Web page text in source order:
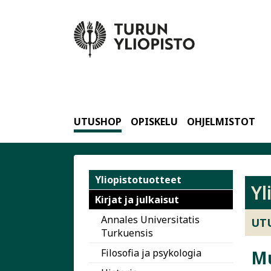
UTUSHOP OPISKELU OHJELMISTOT
Yliopistotuotteet
Kirjat ja julkaisut
Annales Universitatis
Turkuensis
Filosofia ja psykologia